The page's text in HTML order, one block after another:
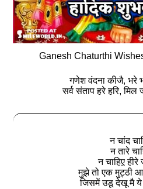
Ganesh Chaturthi
गणेश वंदना कीजै, भरे
सर्व संताप हरे हरि, मिल
न चांद
न तारे
न चाहिए़ हीरे
मुझे तो एक मुट्ठी
जिसमें उडू देखू मै ये